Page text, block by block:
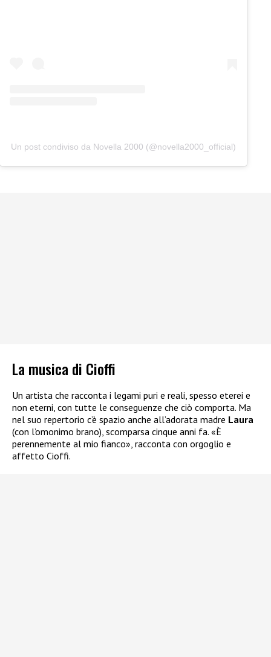
Un post condiviso da Novella 2000 (@novella2000_official)
La musica di Cioffi
Un artista che racconta i legami puri e reali, spesso eterei e
non eterni, con tutte le conseguenze che ciò comporta. Ma
nel suo repertorio c’è spazio anche all’adorata madre Laura
(con l’omonimo brano), scomparsa cinque anni fa. «È
perennemente al mio fianco», racconta con orgoglio e
affetto Cioffi.